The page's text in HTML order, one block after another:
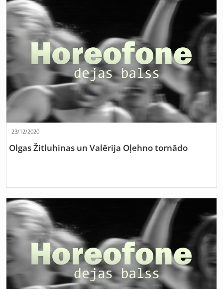
23/12/2020
Olgas Žitluhinas un Valērija Oļehno tornādo